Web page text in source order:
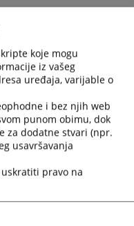
koje mogu
iz vašeg
uređaja, varijable o
i bez njih web
punom obimu, dok
za dodatne stvari (npr.
usavršavanja
pravo na